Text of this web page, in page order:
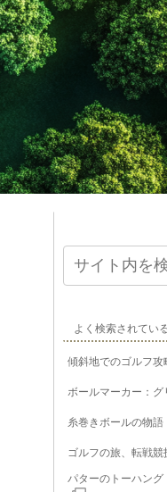
よく検索されてい
傾斜地でのゴルフ攻
ボールマーカー：グ
糸巻きボールの物語
ゴルフの旅、転戦競
パターのトーハン